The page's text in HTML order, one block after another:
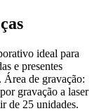
ideal para
e presentes
de gravação:
gravação a laser
de 25 unidades.